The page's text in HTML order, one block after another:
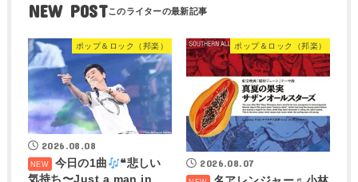
NEW POST
ポップ＆ロック（邦楽）
2026.08.08
今日の1曲
❝悲しい
気持ち〜Just a man in
ポップ＆ロック（邦楽）
2026.08.07